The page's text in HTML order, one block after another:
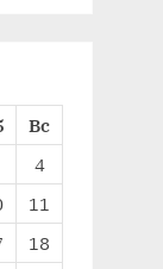
Вс
4
11
18